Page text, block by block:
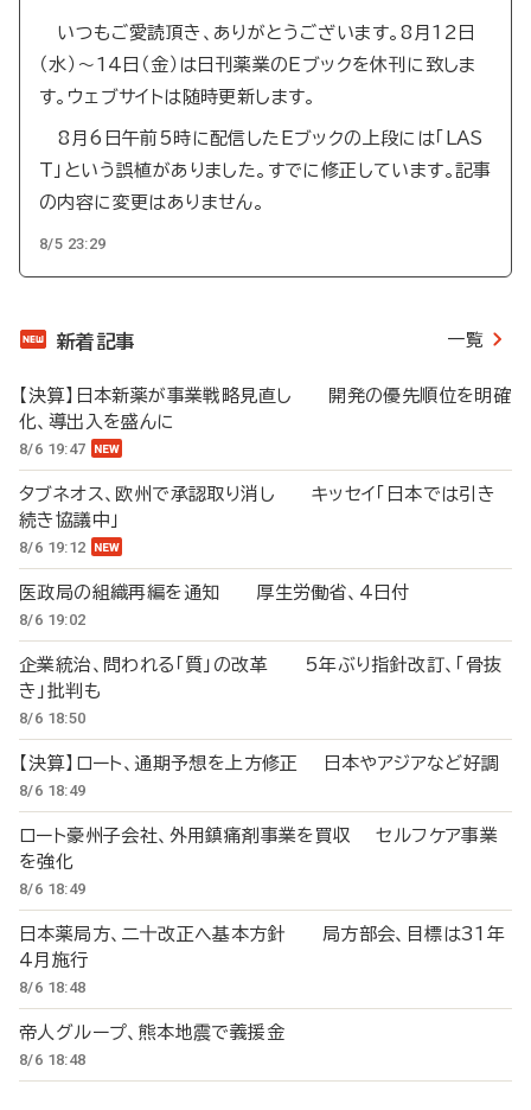
いつもご愛読頂き、ありがとうございます。8月12日
（水）～14日（金）は日刊薬業のEブックを休刊に致しま
す。ウェブサイトは随時更新します。
8月6日午前5時に配信したEブックの上段には「LAS
T」という誤植がありました。すでに修正しています。記事
の内容に変更はありません。
8/5 23:29
新着記事 一覧
【決算】日本新薬が事業戦略見直し 開発の優先順位を明確
化、導出入を盛んに
8/6 19:47
タブネオス、欧州で承認取り消し キッセイ「日本では引き
続き協議中」
8/6 19:12
医政局の組織再編を通知 厚生労働省、4日付
8/6 19:02
企業統治、問われる「質」の改革 5年ぶり指針改訂、「骨抜
き」批判も
8/6 18:50
【決算】ロート、通期予想を上方修正 日本やアジアなど好調
8/6 18:49
ロート豪州子会社、外用鎮痛剤事業を買収 セルフケア事業
を強化
8/6 18:49
日本薬局方、二十改正へ基本方針 局方部会、目標は31年
4月施行
8/6 18:48
帝人グループ、熊本地震で義援金
8/6 18:48